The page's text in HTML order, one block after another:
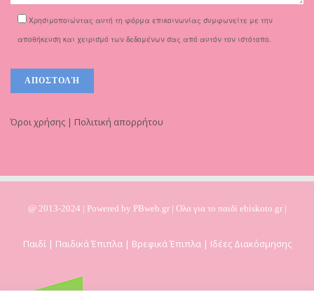
Χρησιμοποιώντας αυτή τη φόρμα επικοινωνίας συμφωνείτε με την
αποθήκευση και χειρισμό των δεδομένων σας από αυτόν τον ιστότοπο.
Όροι χρήσης | Πολιτική απορρήτου
@ 2013-2024 | Powered by PBweb.gr | Ολα για το παιδί ebiskoto.gr |
Παιδί | Παιδικά Έπιπλα | Βρεφικά Έπιπλα | Ιδέες Διακόσμησης